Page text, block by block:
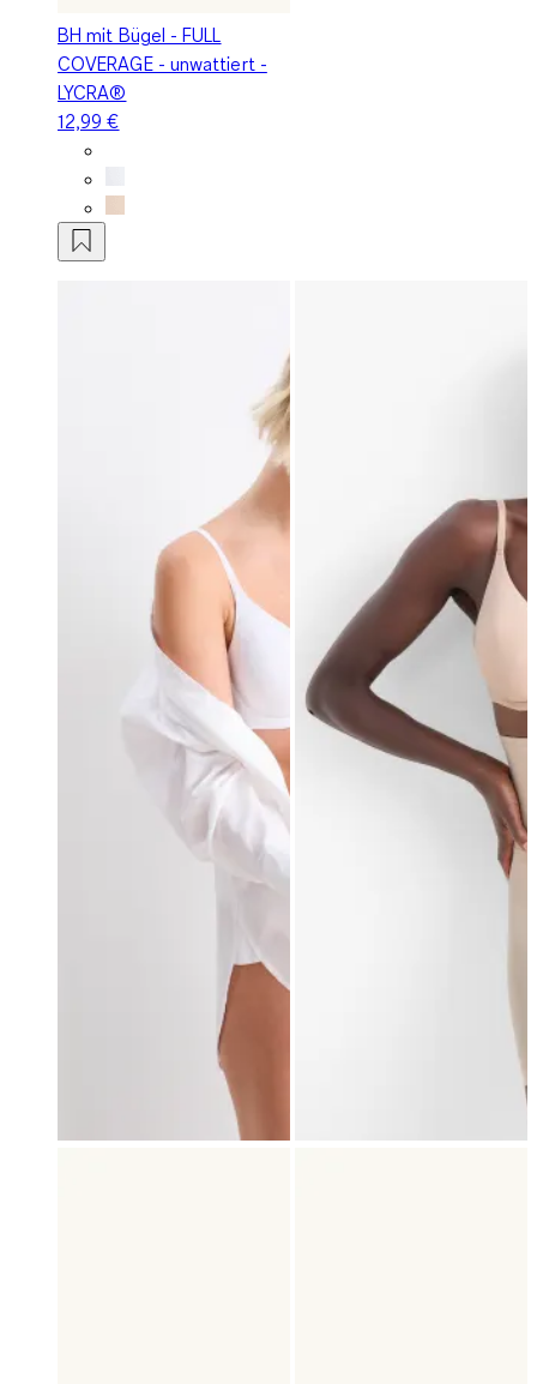
BH mit Bügel - FULL
COVERAGE - unwattiert -
LYCRA®
12,99 €